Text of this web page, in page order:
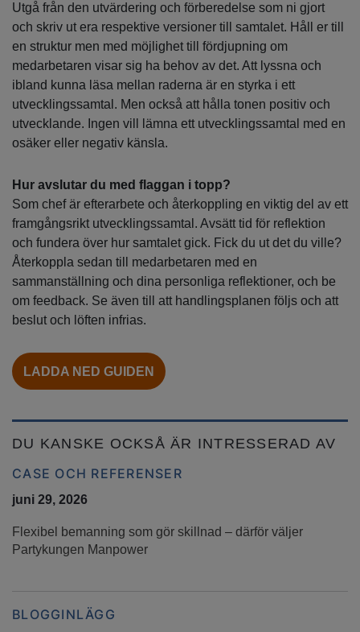
Utgå från den utvärdering och förberedelse som ni gjort
och skriv ut era respektive versioner till samtalet. Håll er till
en struktur men med möjlighet till fördjupning om
medarbetaren visar sig ha behov av det. Att lyssna och
ibland kunna läsa mellan raderna är en styrka i ett
utvecklingssamtal. Men också att hålla tonen positiv och
utvecklande. Ingen vill lämna ett utvecklingssamtal med en
osäker eller negativ känsla.
Hur avslutar du med flaggan i topp?
Som chef är efterarbete och återkoppling en viktig del av ett
framgångsrikt utvecklingssamtal. Avsätt tid för reflektion
och fundera över hur samtalet gick. Fick du ut det du ville?
Återkoppla sedan till medarbetaren med en
sammanställning och dina personliga reflektioner, och be
om feedback. Se även till att handlingsplanen följs och att
beslut och löften infrias.
LADDA NED GUIDEN
DU KANSKE OCKSÅ ÄR INTRESSERAD AV
CASE OCH REFERENSER
juni 29, 2026
Flexibel bemanning som gör skillnad – därför väljer
Partykungen Manpower
BLOGGINLÄGG